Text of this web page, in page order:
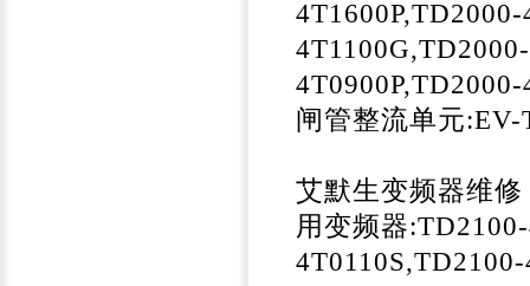
闸管整流单元
艾默生变频器维
用变频器